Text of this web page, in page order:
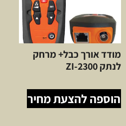
מודד אורך כבל+ מרחק
לנתק ZI-2300
הוספה להצעת מחיר